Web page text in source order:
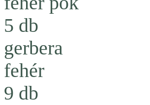
5 db
gerbera
fehér
9 db